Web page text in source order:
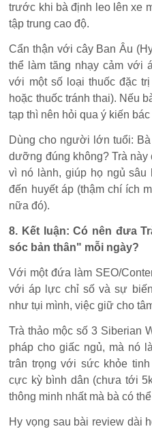
trước khi bà định leo lên xe
tập trung cao độ.
Cẩn thận với cây Ban Âu
thể làm tăng nhạy cảm với
với một số loại thuốc đặc
hoặc thuốc tránh thai). Nếu
tạp thì nên hỏi qua ý kiến bác
Dùng cho người lớn tuổi:
dưỡng đúng không? Trà
vì nó lành, giúp họ ngủ
đến huyết áp (thậm chí ích
nữa đó).
8. Kết luận: Có nên đưa
sóc bản thân" mỗi ngày?
Với một đứa làm SEO/
với áp lực chỉ số và sự
như tụi mình, việc giữ cho
Trà thảo mộc số 3 Siberian
pháp cho giấc ngủ, mà nó
trân trọng với sức khỏe
cực kỳ bình dân (chưa tới
thông minh nhất mà bà có
Hy vọng sau bài review dài